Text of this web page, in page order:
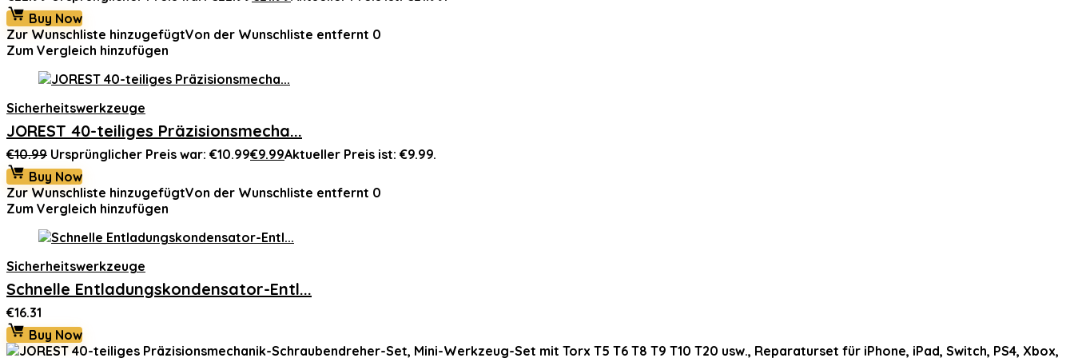
Buy Now
Zur Wunschliste hinzugefügtVon der Wunschliste entfernt 0
Zum Vergleich hinzufügen
Sicherheitswerkzeuge
JOREST 40-teiliges Präzisionsmecha...
€10.99 Ursprünglicher Preis war: €10.99€9.99Aktueller Preis ist: €9.99.
Buy Now
Zur Wunschliste hinzugefügtVon der Wunschliste entfernt 0
Zum Vergleich hinzufügen
Sicherheitswerkzeuge
Schnelle Entladungskondensator-Entl...
€16.31
Buy Now